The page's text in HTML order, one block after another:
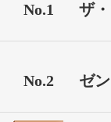
No.1 ザ
No.2 ゼ